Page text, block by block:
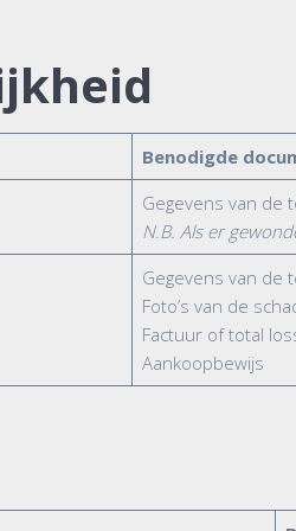
Benodigde
Gegevens van de
N.B. Als er
Gegevens van de
Foto’s van de
Factuur of total
Aankoopbewijs